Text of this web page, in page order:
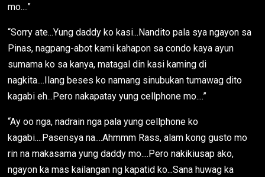
mo....”
“Sorry ate...Yung daddy ko kasi...Nandito pala sya ngayon sa
Pinas, nagpang-abot kami kahapon sa condo kaya ayun
sumama ko sa kanya, matagal din kasi kaming di
nagkita....Ilang beses ko namang sinubukan tumawag dito
kagabi eh...Pero nakapatay yung cellphone mo....”
“Ay oo nga, nadrain nga pala yung cellphone ko
kagabi....Pasensya na....Ahmmm Rass, alam kong gusto mo
rin na makasama yung daddy mo....Pero nakikiusap ako,
ngayon ka mas kailangan ng kapatid ko...Sana huwag ka